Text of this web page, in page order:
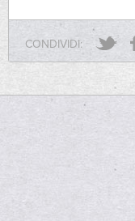
CONDIVIDI: